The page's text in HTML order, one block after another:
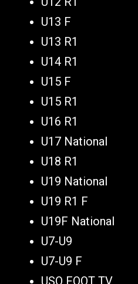
U13 F
U13 R1
U14 R1
U15 F
U15 R1
U16 R1
U17 National
U18 R1
U19 National
U19 R1 F
U19F National
U7-U9
U7-U9 F